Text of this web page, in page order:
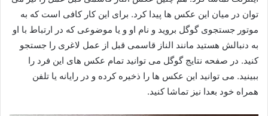
توان در میان این عکس ها پیدا کرد. برای این کار کافی است که به
موتور جستجوی گوگل بروید و نام او و یا موضوعی که در ارتباط با او
به دنبالش هستید مانند الناز قاسمی قبل از عمل لاغری را جستجو
کنید. در صفحه نتایج گوگل می توانید تمام عکس های این فرد را
ببینید. می توانید این عکس ها را ذخیره کرده و در رایانه یا تلفن
همراه خود بعدا نیز تماشا کنید.